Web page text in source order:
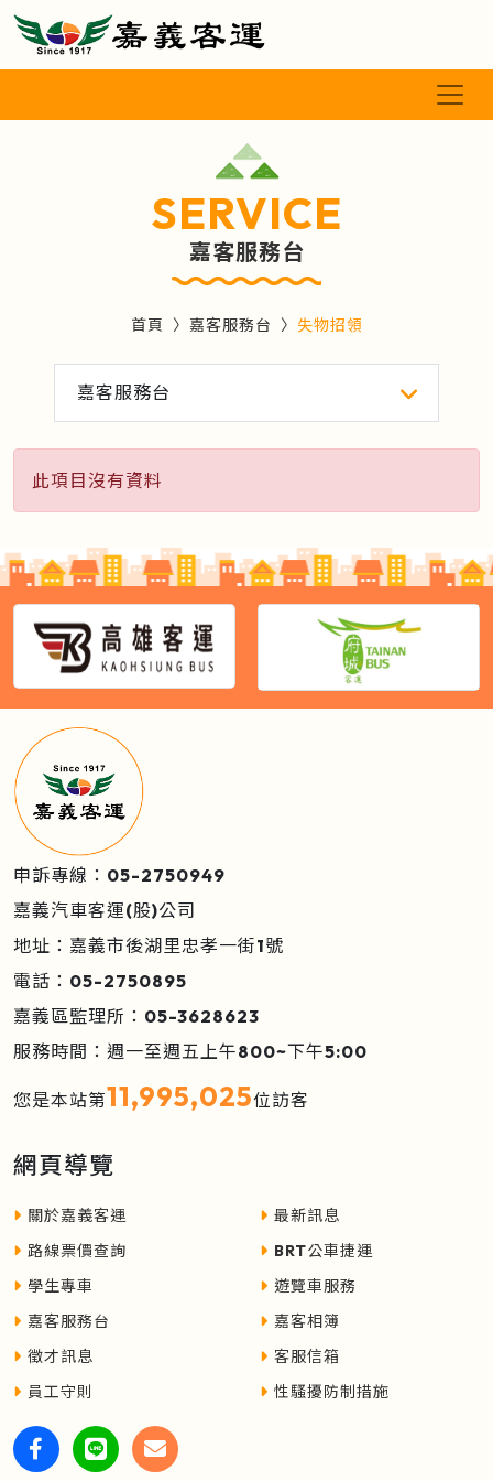
SERVICE
嘉客服務台
首頁 嘉客服務台 失物招領
嘉客服務台
此項目沒有資料
申訴專線：05-2750949
嘉義汽車客運(股)公司
地址：嘉義市後湖里忠孝一街1號
電話：05-2750895
嘉義區監理所：05-3628623
服務時間：週一至週五上午800~下午5:00
您是本站第11,995,025位訪客
網頁導覽
關於嘉義客運
最新訊息
路線票價查詢
BRT公車捷運
學生專車
遊覽車服務
嘉客服務台
嘉客相簿
徵才訊息
客服信箱
員工守則
性騷擾防制措施